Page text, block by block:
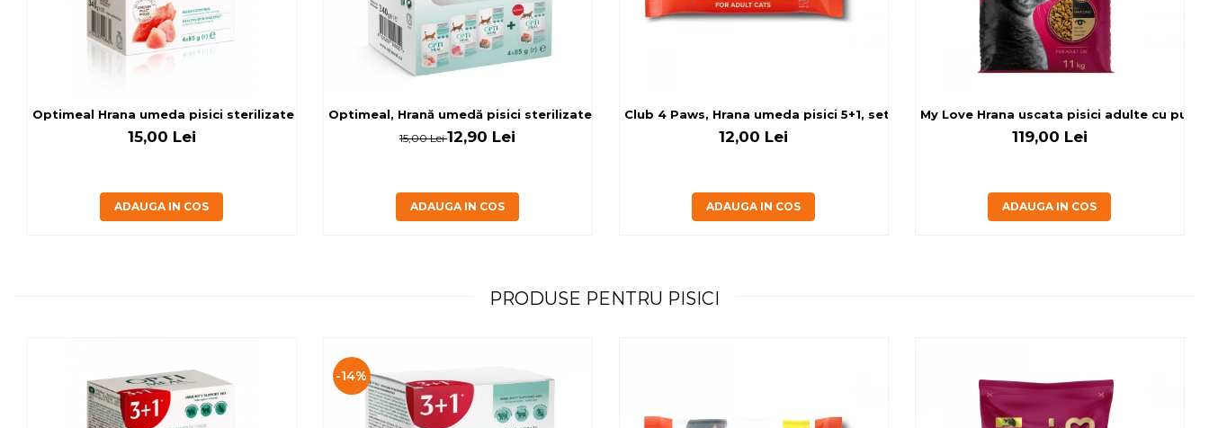
Optimeal Hrana umeda pisici sterilizate - curcan si pui in sos, set 3+1, 4*0,085kg
15,00 Lei
ADAUGA IN COS
Optimeal, Hrană umedă pisici sterilizate, diferite arome, (3+1), 0.34kg
15,00 Lei12,90 Lei
ADAUGA IN COS
Club 4 Paws, Hrana umeda pisici 5+1, set 6x80 g
12,00 Lei
ADAUGA IN COS
My Love Hrana uscata pisici adulte cu pui,
119,00 Lei
ADAUGA IN COS
PRODUSE PENTRU PISICI
-14%